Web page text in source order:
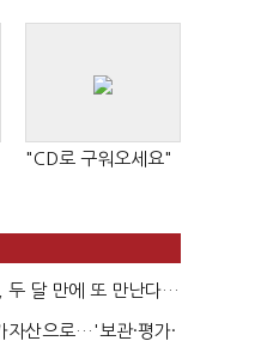
"CD로 구워오세요"
두 달 만에 또 만난다…
자산으로…'보관·평가·